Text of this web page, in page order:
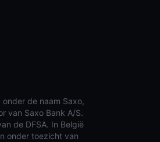
de naam Saxo,
van Saxo Bank A/S.
de DFSA. In België
onder toezicht van